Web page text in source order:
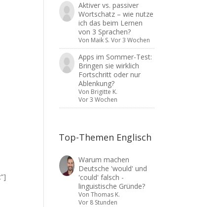
Aktiver vs. passiver
Wortschatz – wie nutze
ich das beim Lernen
von 3 Sprachen?
Von Maik S. Vor 3 Wochen
Apps im Sommer-Test:
Bringen sie wirklich
Fortschritt oder nur
Ablenkung?
Von Brigitte K.
Vor 3 Wochen
Top-Themen Englisch
Warum machen
Deutsche 'would' und
'could' falsch -
linguistische Gründe?
Von Thomas K.
Vor 8 Stunden